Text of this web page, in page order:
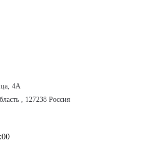
4А
127238 Россия